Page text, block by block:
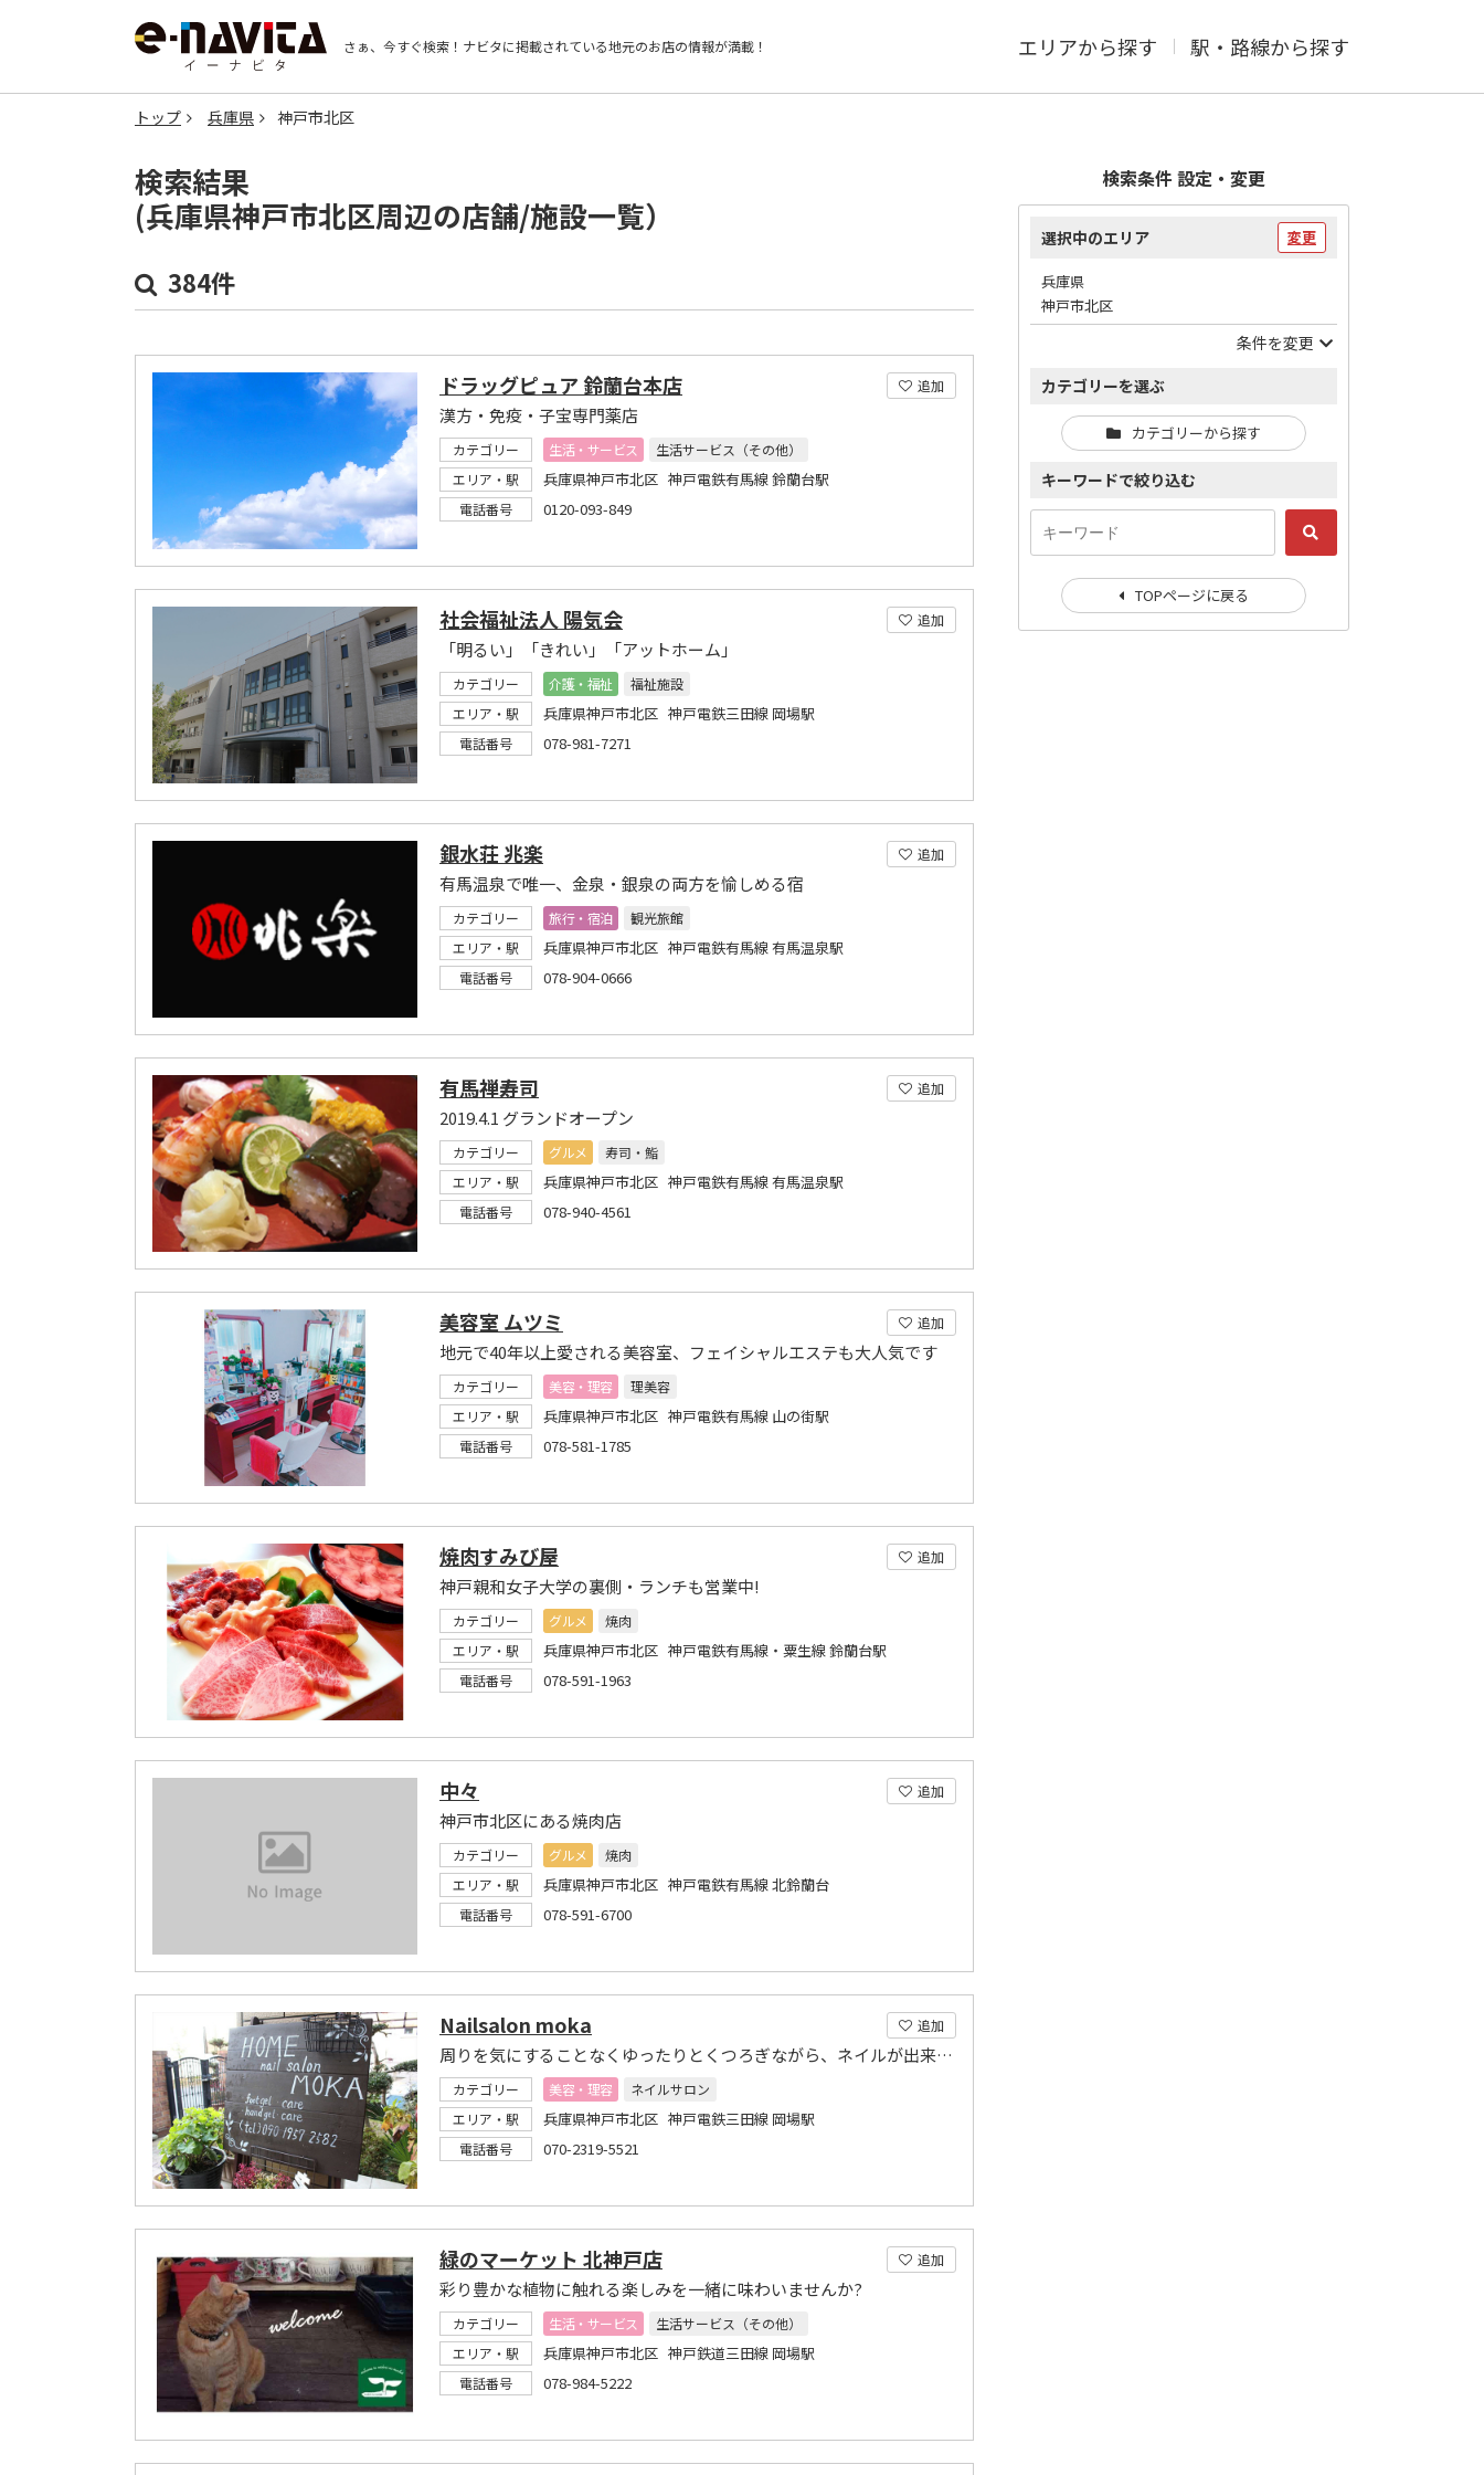
さぁ、今すぐ検索！ ナビタに掲載されている地元のお店の情報が満載！ エリアから探す 駅・路線から探す
トップ 兵庫県 神戸市北区
検索結果
(兵庫県神戸市北区周辺の店舗/施設一覧）
384件
追加
ドラッグピュア 鈴蘭台本店
漢方・免疫・子宝専門薬店
カテゴリー 生活・サービス
生活サービス（その他）
エリア・駅
兵庫県神戸市北区 神戸電鉄有馬線 鈴蘭台駅
電話番号 0120-093-849
追加
社会福祉法人 陽気会
「明るい」「きれい」「アットホーム」
カテゴリー 介護・福祉
福祉施設
エリア・駅
兵庫県神戸市北区 神戸電鉄三田線 岡場駅
電話番号 078-981-7271
追加
銀水荘 兆楽
有馬温泉で唯一、金泉・銀泉の両方を愉しめる宿
カテゴリー 旅行・宿泊
観光旅館
エリア・駅
兵庫県神戸市北区 神戸電鉄有馬線 有馬温泉駅
電話番号 078-904-0666
追加
有馬禅寿司
2019.4.1 グランドオープン
カテゴリー グルメ
寿司・鮨
エリア・駅
兵庫県神戸市北区 神戸電鉄有馬線 有馬温泉駅
電話番号 078-940-4561
追加
美容室 ムツミ
地元で40年以上愛される美容室、フェイシャルエステも大人気です
カテゴリー 美容・理容
理美容
エリア・駅
兵庫県神戸市北区 神戸電鉄有馬線 山の街駅
電話番号 078-581-1785
追加
焼肉すみび屋
神戸親和女子大学の裏側・ランチも営業中!
カテゴリー グルメ
焼肉
エリア・駅
兵庫県神戸市北区 神戸電鉄有馬線・粟生線 鈴蘭台駅
電話番号 078-591-1963
追加
中々
神戸市北区にある焼肉店
カテゴリー グルメ
焼肉
エリア・駅
兵庫県神戸市北区 神戸電鉄有馬線 北鈴蘭台
電話番号 078-591-6700
追加
Nailsalon moka
周りを気にすることなくゆったりとくつろぎながら、ネイルが出来るプライベートサロン。
カテゴリー 美容・理容
ネイルサロン
エリア・駅
兵庫県神戸市北区 神戸電鉄三田線 岡場駅
電話番号 070-2319-5521
追加
緑のマーケット 北神戸店
彩り豊かな植物に触れる楽しみを一緒に味わいませんか?
カテゴリー 生活・サービス
生活サービス（その他）
エリア・駅
兵庫県神戸市北区 神戸鉄道三田線 岡場駅
電話番号 078-984-5222
検索条件 設定・変更
選択中のエリア 変更
兵庫県
神戸市北区
条件を変更
カテゴリーを選ぶ
カテゴリーから探す
キーワードで絞り込む
TOPページに戻る